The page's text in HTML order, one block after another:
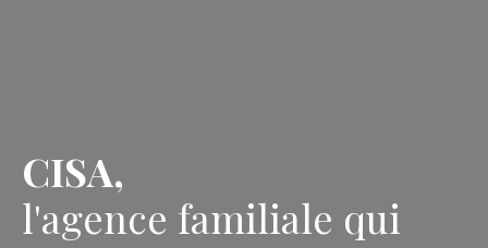
CISA,
l'agence familiale qui